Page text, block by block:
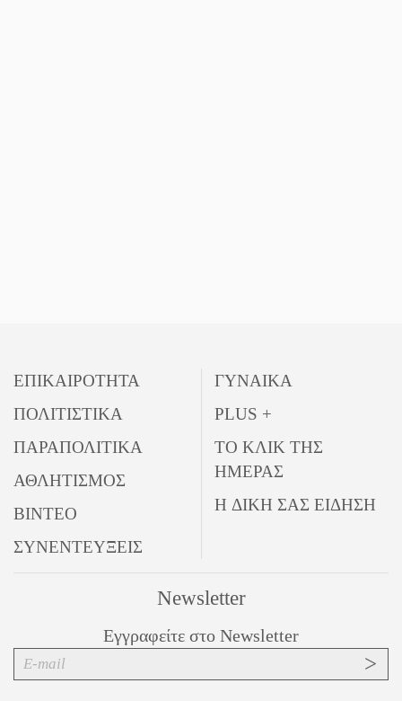
ΕΠΙΚΑΙΡΟΤΗΤΑ
ΠΟΛΙΤΙΣΤΙΚΑ
ΠΑΡΑΠΟΛΙΤΙΚΑ
ΑΘΛΗΤΙΣΜΟΣ
ΒΙΝΤΕΟ
ΣΥΝΕΝΤΕΥΞΕΙΣ
ΓΥΝΑΙΚΑ
PLUS +
ΤΟ ΚΛΙΚ ΤΗΣ
ΗΜΕΡΑΣ
Η ΔΙΚΗ ΣΑΣ ΕΙΔΗΣΗ
Newsletter
Εγγραφείτε στο Newsletter